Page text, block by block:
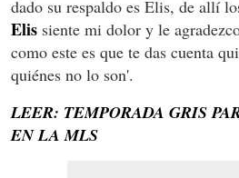
dado su respaldo es Elis, de allí
Elis siente mi dolor y le
como este es que te das cuenta
quiénes no lo son'.
LEER: TEMPORADA GRIS
EN LA MLS